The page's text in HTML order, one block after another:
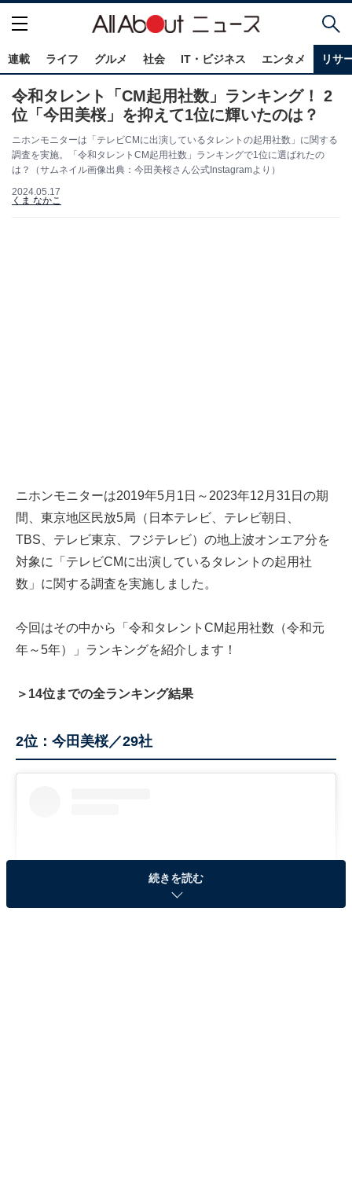
連載 ライフ グルメ 社会 IT・ビジネス エンタメ リサ
令和タレント「CM起用社数」ランキング！ 2
位「今田美桜」を抑えて1位に輝いたのは？
ニホンモニターは「テレビCMに出演しているタレントの起用社数」に関する
調査を実施。「令和タレントCM起用社数」ランキングで1位に選ばれたの
は？（サムネイル画像出典：今田美桜さん公式Instagramより）
2024.05.17
くま なかこ
ニホンモニターは2019年5月1日～2023年12月31日の期
間、東京地区民放5局（日本テレビ、テレビ朝日、
TBS、テレビ東京、フジテレビ）の地上波オンエア分を
対象に「テレビCMに出演しているタレントの起用社
数」に関する調査を実施しました。
今回はその中から「令和タレントCM起用社数（令和元
年～5年）」ランキングを紹介します！
＞14位までの全ランキング結果
2位：今田美桜／29社
続きを読む